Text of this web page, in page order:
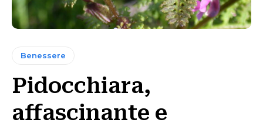
Benessere
Pidocchiara,
affascinante e